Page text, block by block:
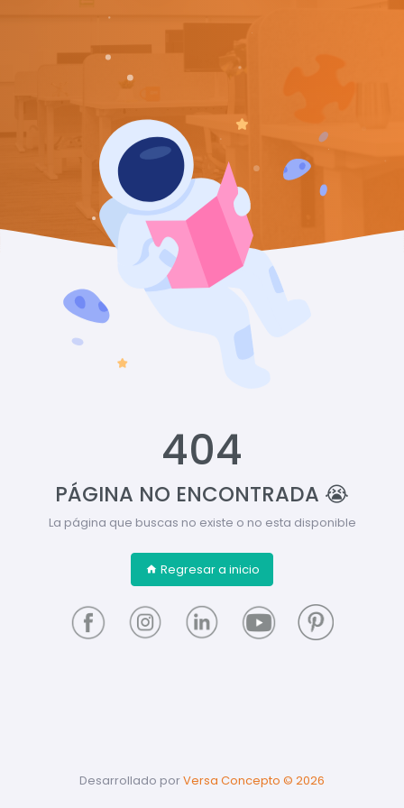
404
PÁGINA NO ENCONTRADA 😭
La página que buscas no existe o no esta disponible
Regresar a inicio
Desarrollado porVersa Concepto © 2026